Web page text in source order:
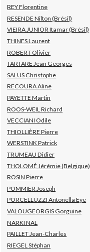
REY Florentine
RESENDE Nilton (Brésil)
VIEIRA JUNIOR Itamar (Brésil)
THINES Laurent
ROBERT Olivier
TARTARE Jean Georges
SALUS Christophe
RECOURA Aline
PAYETTE Martin
ROOS-WEIL Richard
VECCIANI Odile
THIOLLIÈRE Pierre
WERSTINK Patrick
TRUMEAU Didier
THOLOMÉ Jérémie (Belgique)
ROSIN Pierre
POMMIER Joseph
PORCELLUZZI Antonella Eye
VALOUGEORGIS Gorguine
NARKI NAL
PAILLET Jean-Charles
RIEGEL Stéphan